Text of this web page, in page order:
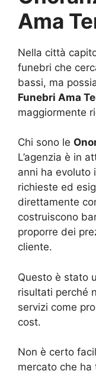
Ama
Nella città
funebri che
bassi, ma
Funebri Ama
maggiormente
Chi sono le
L’agenzia è in
anni ha evoluto
richieste ed
direttamente
costruiscono
proporre dei
cliente.
Questo è stato
risultati perché
servizi come
cost.
Non è certo
mercato che ha